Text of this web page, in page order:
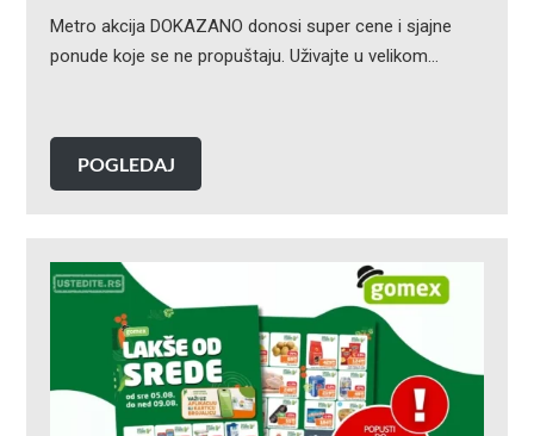
Metro akcija DOKAZANO donosi super cene i sjajne
ponude koje se ne propuštaju. Uživajte u velikom…
POGLEDAJ